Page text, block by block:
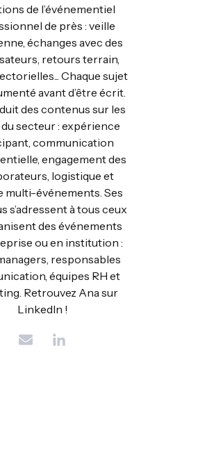
de l’événementiel
de près : veille
échanges avec des
retours terrain,
Chaque sujet
avant d’être écrit.
des contenus sur les
secteur : expérience
communication
engagement des
logistique et
multi-événements. Ses
s’adressent à tous ceux
des événements
ou en institution :
responsables
équipes RH et
Retrouvez Ana sur
LinkedIn !